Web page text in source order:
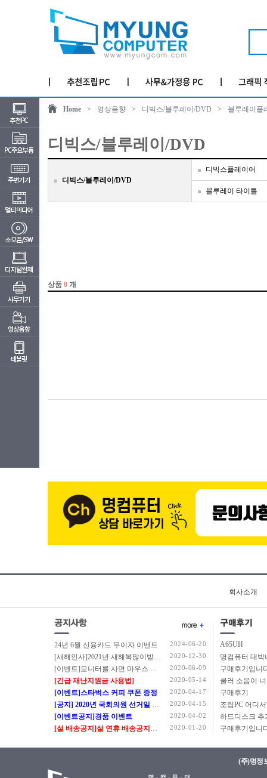
Home > 영상음향 > 디빅스/블루레이/DVD > 블루레이플
디빅스/블루레이/DVD
디빅스/블루레이/DVD
디빅스플레이어
블루레이 타이틀
회사소개
24년 6월 신용카드 무이자 이벤트 2024-06-20
[새해인사]2021년 새해복많이받으세요. 2020-12-30
[이벤트]모니터를 사면 마우스를 드립니다. 2020-06-09
[긴급 재난지원금 사용법] 2020-05-14
[이벤트]스타벅스 커피 쿠폰 증정 2020-04-17
[공지] 2020년 국회의원 선거일 정상근무 안내 2020-04-15
[이벤트공지]경품 이벤트 2020-04-02
[설 배송공지]설 연휴 배송공지입니다. 2020-01-20
A65UH
구매후기입니
쿨러 소음이
구매후기
구매후기입니
(주)명정